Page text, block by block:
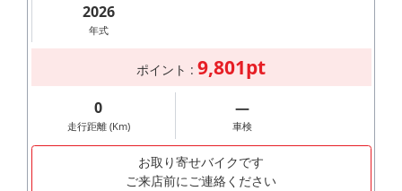
2026
年式
ポイント : 9,801pt
0
走行距離 (Km)
―
車検
お取り寄せバイクです
ご来店前にご連絡ください